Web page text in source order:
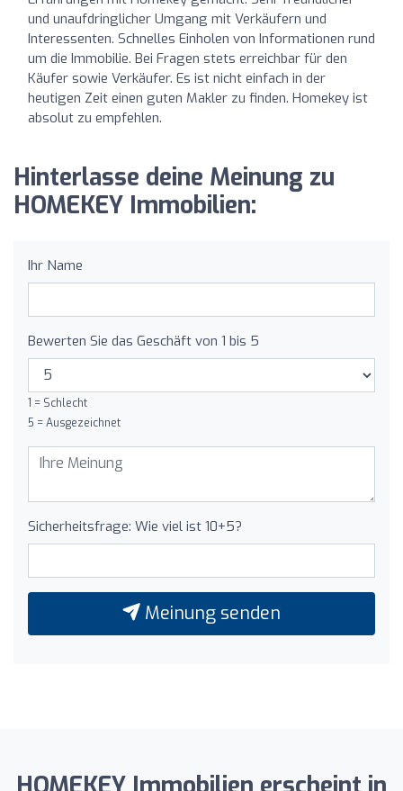
und unaufdringlicher Umgang mit Verkäufern und
Interessenten. Schnelles Einholen von Informationen rund
um die Immobilie. Bei Fragen stets erreichbar für den
Käufer sowie Verkäufer. Es ist nicht einfach in der
heutigen Zeit einen guten Makler zu finden. Homekey ist
absolut zu empfehlen.
Hinterlasse deine Meinung zu
HOMEKEY Immobilien:
Ihr Name
Bewerten Sie das Geschäft von 1 bis 5
1 = Schlecht
5 = Ausgezeichnet
Sicherheitsfrage: Wie viel ist 10+5?
Meinung senden